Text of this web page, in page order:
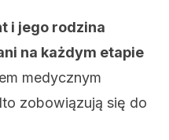
i jego rodzina
na każdym etapie
medycznym
zobowiązują się do